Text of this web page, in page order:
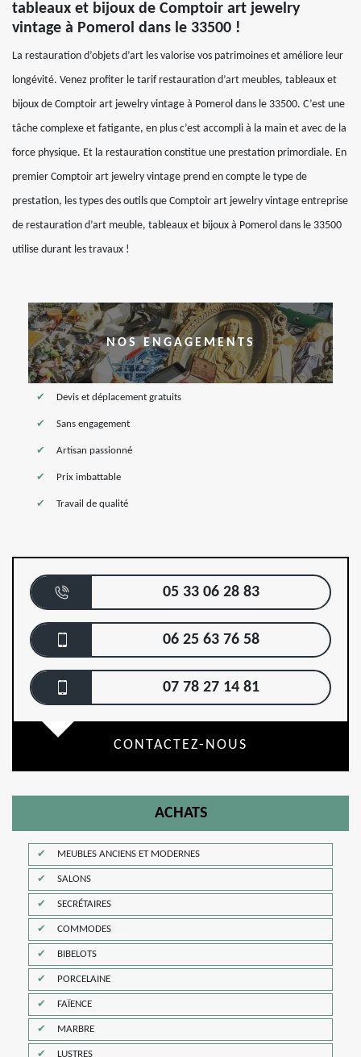
tableaux et bijoux de Comptoir art jewelry
vintage à Pomerol dans le 33500 !
La restauration d’objets d’art les valorise vos patrimoines et améliore leur
longévité. Venez profiter le tarif restauration d’art meubles, tableaux et
bijoux de Comptoir art jewelry vintage à Pomerol dans le 33500. C’est une
tâche complexe et fatigante, en plus c’est accompli à la main et avec de la
force physique. Et la restauration constitue une prestation primordiale. En
premier Comptoir art jewelry vintage prend en compte le type de
prestation, les types des outils que Comptoir art jewelry vintage entreprise
de restauration d’art meuble, tableaux et bijoux à Pomerol dans le 33500
utilise durant les travaux !
NOS ENGAGEMENTS
Devis et déplacement gratuits
Sans engagement
Artisan passionné
Prix imbattable
Travail de qualité
05 33 06 28 83
06 25 63 76 58
07 78 27 14 81
CONTACTEZ-NOUS
ACHATS
MEUBLES ANCIENS ET MODERNES
SALONS
SECRÉTAIRES
COMMODES
BIBELOTS
PORCELAINE
FAÏENCE
MARBRE
LUSTRES